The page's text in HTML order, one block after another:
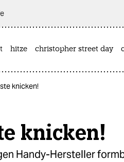
hitze christopher street day
knicken!
knicken!
Handy-Hersteller